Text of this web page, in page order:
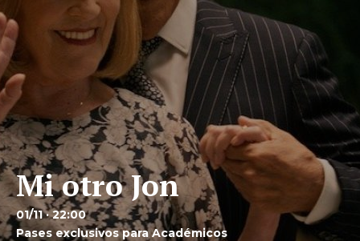
Mi otro Jon
01/11 · 22:00
Pases exclusivos para Académicos